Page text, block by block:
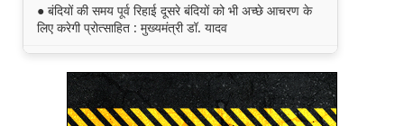
● बंदियों की समय पूर्व रिहाई दूसरे बंदियों को भी अच्छे आचरण के
लिए करेगी प्रोत्साहित : मुख्यमंत्री डॉ. यादव
● छिंदवाड़ा को औद्योगिक हब बनाने की दिशा में तेज होंगे प्रयास :
मुख्यमंत्री डॉ. यादव